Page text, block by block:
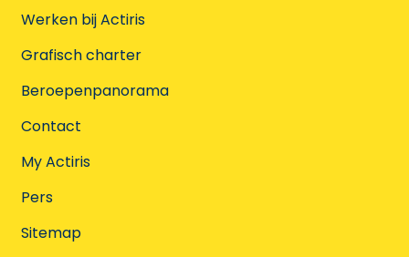
Werken bij Actiris
Grafisch charter
Beroepenpanorama
Contact
My Actiris
Pers
Sitemap